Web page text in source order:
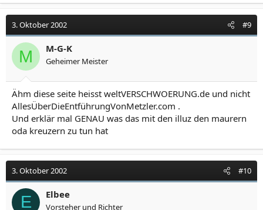
3. Oktober 2002 #9
M M-G-K
Geheimer Meister
Ähm diese seite heisst weltVERSCHWOERUNG.de und nicht
AllesÜberDieEntführungVonMetzler.com .
Und erklär mal GENAU was das mit den illuz den maurern
oda kreuzern zu tun hat
3. Oktober 2002 #10
E Elbee
Vorsteher und Richter